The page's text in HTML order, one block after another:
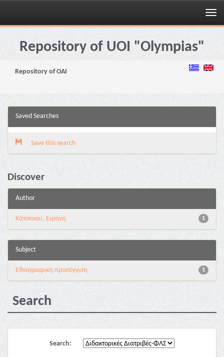
Skip
navigationRepository of UOI "Olympias"
Repository of OAI
Saved Searches
Save this search
Discover
Author
1
Κάτσενου, Ειρήνη
Subject
1
Εθνογραφική προσέγγιση
Search
Search: